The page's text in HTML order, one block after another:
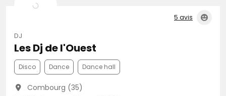
5 avis
DJ
Les Dj de l'Ouest
Disco Dance Dance hall
Combourg (35)